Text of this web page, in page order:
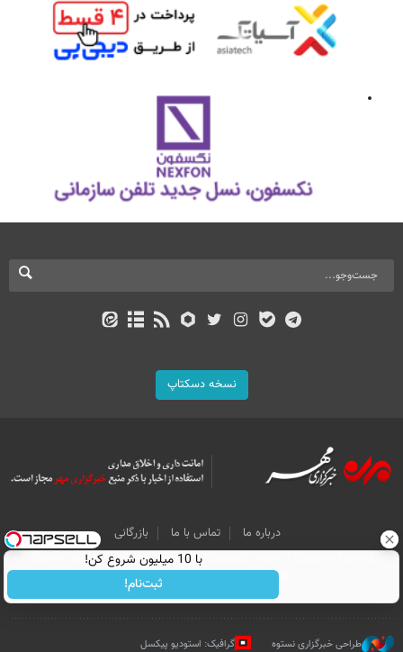
نسخه دسکتاپ
درباره ما تماس با ما
بازرگانی
All Content by Mehr News Agency is licensed under a Creative Commons
Attribution 4.0 International License.
طراحی خبرگزاری نستوه گرافیک: استودیو پیکسل
با 10 میلیون شروع کن!
ثبت‌نام!